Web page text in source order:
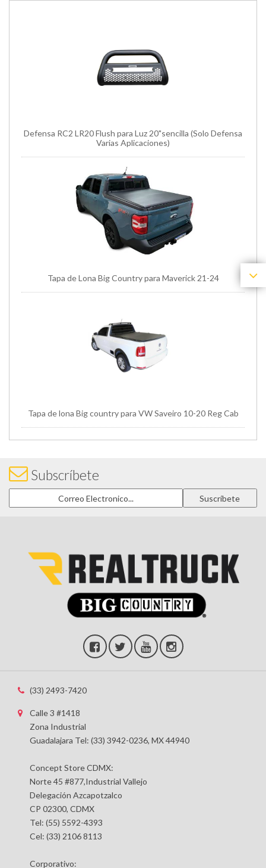
Defensa RC2 LR20 Flush para Luz 20"sencilla (Solo Defensa
Varias Aplicaciones)
Tapa de Lona Big Country para Maverick 21-24
Tapa de lona Big country para VW Saveiro 10-20 Reg Cab
Subscríbete
(33) 2493-7420
Calle 3 #1418
Zona Industrial
Guadalajara Tel: (33) 3942-0236, MX 44940
Concept Store CDMX:
Norte 45 #877,Industrial Vallejo
Delegación Azcapotzalco
CP 02300, CDMX
Tel: (55) 5592-4393
Cel: (33) 2106 8113
Corporativo: